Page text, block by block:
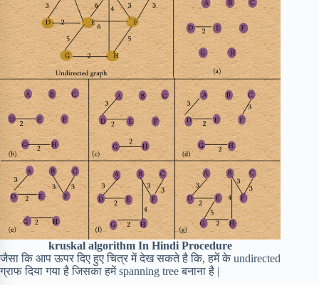
kruskal algorithm In Hindi Procedure
जैसा कि आप ऊपर दिए हुए चित्र में देख सकते है कि, हमें के undirected
ग्राफ दिया गया है जिसका हमें spanning tree बनाना है |